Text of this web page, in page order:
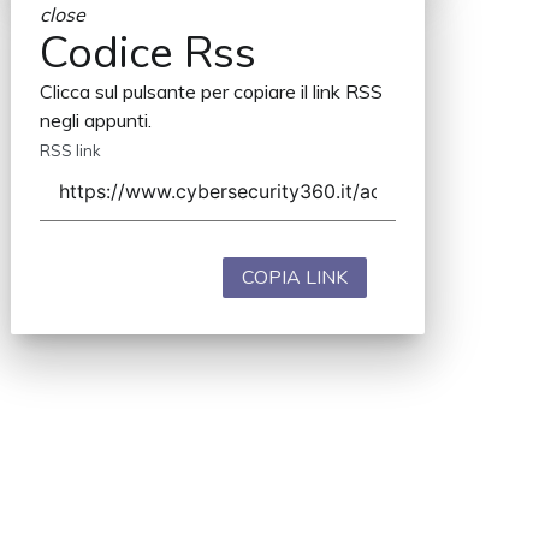
close
Codice Rss
Clicca sul pulsante per copiare il link RSS
negli appunti.
RSS link
COPIA LINK